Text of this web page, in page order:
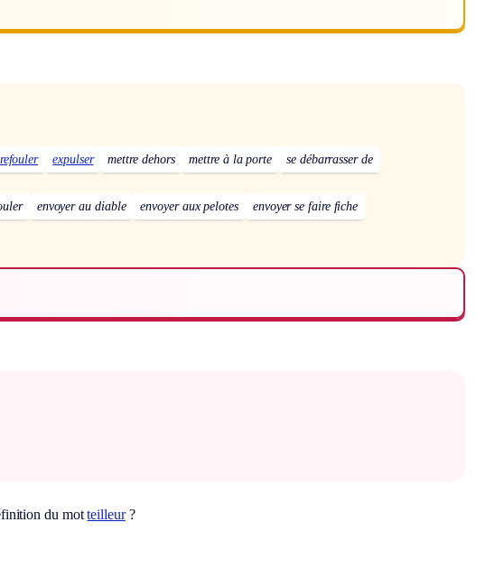
refouler expulser mettre dehors mettre à la porte se débarrasser de
envoyer au diable envoyer aux pelotes
envoyer se faire fiche
du motteilleur?